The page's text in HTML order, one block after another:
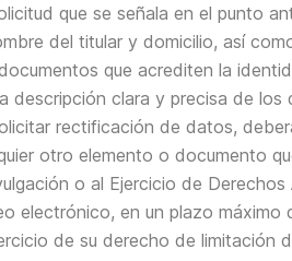
que se señala en el punto
del titular y domicilio, así
que acrediten la
descripción clara y precisa de
rectificación de datos,
otro elemento o documento
o al Ejercicio de
electrónico, en un plazo máximo
de su derecho de limitación